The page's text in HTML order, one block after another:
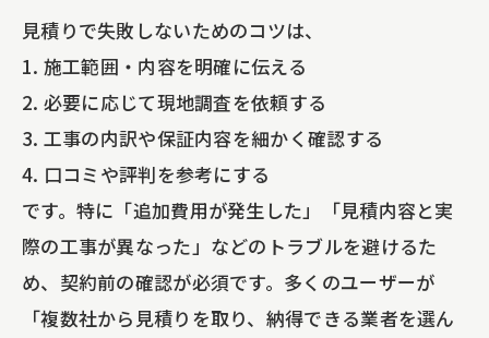
見積りで失敗しないためのコツは、
1. 施工範囲・内容を明確に伝える
2. 必要に応じて現地調査を依頼する
3. 工事の内訳や保証内容を細かく確認する
4. 口コミや評判を参考にする
です。特に「追加費用が発生した」「見積内容と実
際の工事が異なった」などのトラブルを避けるた
め、契約前の確認が必須です。多くのユーザーが
「複数社から見積りを取り、納得できる業者を選ん